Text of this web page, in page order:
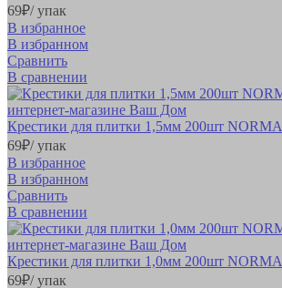
69₽/ упак
В избранное
В избранном
Сравнить
В сравнении
Крестики для плитки 1,5мм 200шт NORMA
69₽/ упак
В избранное
В избранном
Сравнить
В сравнении
Крестики для плитки 1,0мм 200шт NORMA
69₽/ упак